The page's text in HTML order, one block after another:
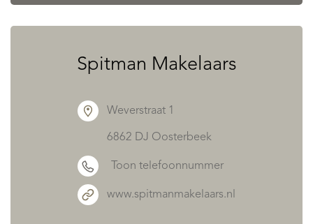
Spitman Makelaars
Weverstraat 1
6862 DJ Oosterbeek
Toon telefoonnummer
www.spitmanmakelaars.nl